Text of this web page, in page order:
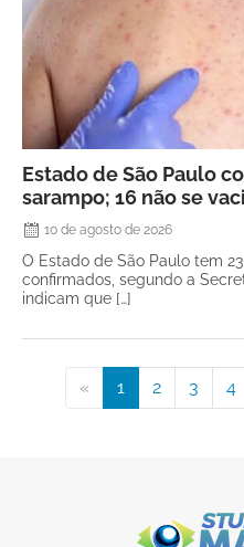
Estado de São Paulo
sarampo; 16 não se
10 de agosto de 2026
O Estado de São Paulo tem
confirmados, segundo a
indicam que […]
« 1 2 3 4